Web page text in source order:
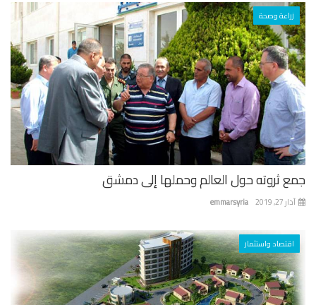
زراعة وصحة
ثروته حول العالم وحملها إلى دمشق
emmarsyria 27, 2019
اقتصاد واستثمار